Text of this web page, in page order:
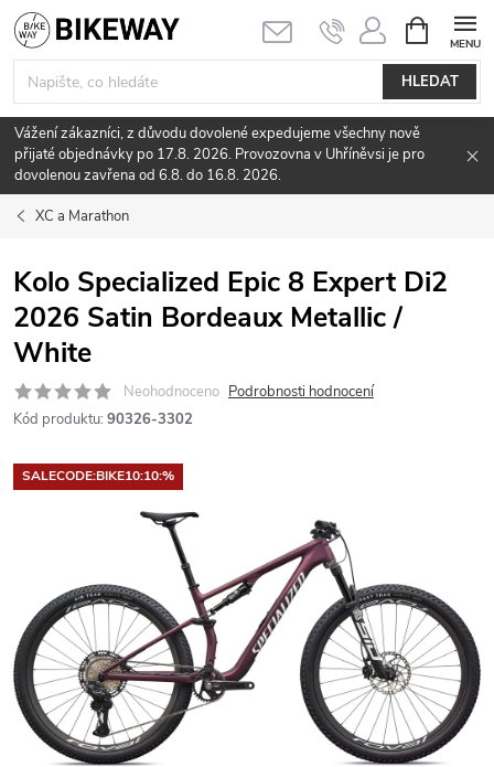
Přejít
na
obsah
HLEDAT
NÁKUPNÍ
KOŠÍK
Vážení zákazníci, z důvodu dovolené expedujeme všechny nově
přijaté objednávky po 17.8. 2026. Provozovna v Uhříněvsi je pro
dovolenou zavřena od 6.8. do 16.8. 2026.
XC a Marathon
Kolo Specialized Epic 8 Expert Di2
2026 Satin Bordeaux Metallic /
White
Neohodnoceno Podrobnosti hodnocení
Kód produktu: 90326-3302
SALECODE:BIKE10:10:%